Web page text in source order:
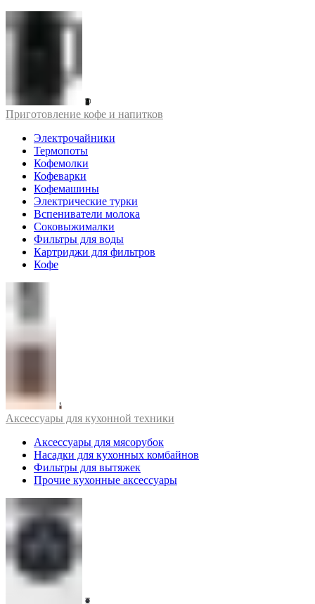
Приготовление кофе и напитков
Электрочайники
Термопоты
Кофемолки
Кофеварки
Кофемашины
Электрические турки
Вспениватели молока
Соковыжималки
Фильтры для воды
Картриджи для фильтров
Кофе
Аксессуары для кухонной техники
Аксессуары для мясорубок
Насадки для кухонных комбайнов
Фильтры для вытяжек
Прочие кухонные аксессуары